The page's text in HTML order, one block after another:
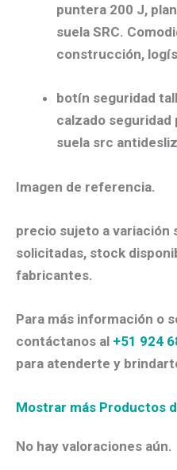
puntera 200 J,
suela SRC.
construcción,
botín seguridad
calzado
suela src
Imagen de referencia.
precio sujeto a variación
solicitadas, stock
fabricantes.
Para más información o
contáctanos al +51 924
para atenderte y
Mostrar más Productos
No hay valoraciones aún.